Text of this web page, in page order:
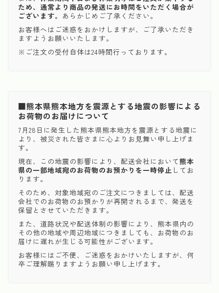
ため、通常より商品の発送にお時間をいただく場合が
ございます。 あらかじめご了承ください。
お客様へはご迷惑をおかけしますが、ご了承いただき
ますようお願いいたします。
※ご注文の受付自体は24時間行っております。
■熊本県熊本地方を震源とする地震の影響による
お荷物のお届けについて
7月28日に発生した熊本県熊本地方を震源とする地震に
より、被災された皆さまに心よりお見舞い申し上げま
す。
現在、この地震の影響により、配送会社において熊本
県の一部地域宛のお荷物のお預かりを一時停止 してお
ります。
そのため、対象地域宛のご注文につきましては、配送
会社でのお荷物のお預かりが再開されるまで、発送を
保留とさせていただきます。
また、道路状況や配送体制の影響により、熊本県内の
その他の地域や周辺地域につきましても、お荷物のお
届けに遅れが生じる可能性がございます。
お客様にはご不便、ご迷惑をおかけいたしますが、何
卒ご理解賜りますようお願い申し上げます。